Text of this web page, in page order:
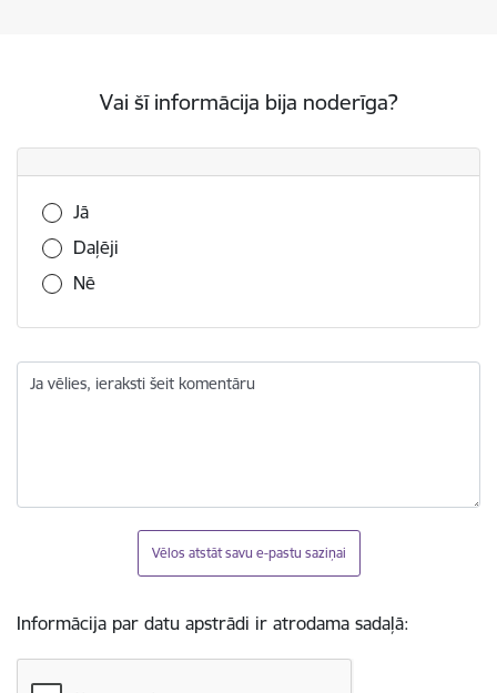
Vai šī informācija bija noderīga?
Vai šī informācija bija noderīga?
Jā
Daļēji
Nē
Ja vēlies, ieraksti šeit komentāru
Vēlos atstāt savu e-pastu saziņai
Informācija par datu apstrādi ir atrodama sadaļā: